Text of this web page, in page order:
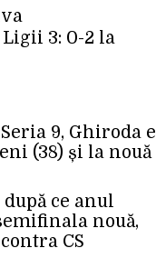
3: 0-2 la
9, Ghiroda e
(38) și la nouă
ce anul
nouă,
CS